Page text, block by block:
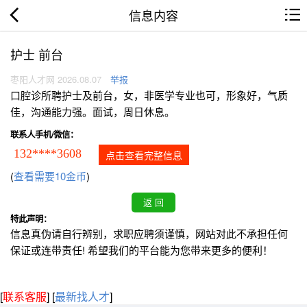
信息内容
护士 前台
枣阳人才网 2026.08.07 举报
口腔诊所聘护士及前台，女，非医学专业也可，形象好，气质
佳，沟通能力强。面试，周日休息。
联系人手机/微信：
132****3608 点击查看完整信息
(查看需要10金币)
特此声明：
信息真伪请自行辨别，求职应聘须谨慎，网站对此不承担任何
保证或连带责任! 希望我们的平台能为您带来更多的便利！
[联系客服] [最新找人才]